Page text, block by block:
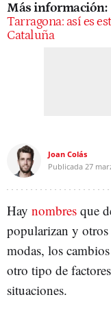
Más información:
Tarragona: así es
Cataluña
Joan Colás
Publicada 27
Hay nombres que
popularizan y otros
modas, los
otro tipo de
situaciones.